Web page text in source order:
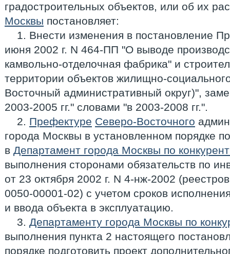
градостроительных объектов, или об их
Москвы постановляет:
1. Внести изменения в постановление
июня 2002 г. N 464-ПП "О выводе
камвольно-отделочная фабрика" и
территории объектов жилищно-
Восточный административный округ)",
2003-2005 гг." словами "в 2003-2008 гг.".
2. Префектуре Северо-Восточного
города Москвы в установленном порядке
в Департамент города Москвы по
выполнения сторонами обязательств по
от 23 октября 2002 г. N 4-нж-2002
0050-00001-02) с учетом сроков
и ввода объекта в эксплуатацию.
3. Департаменту города Москвы по
выполнения пункта 2 настоящего
порядке подготовить проект